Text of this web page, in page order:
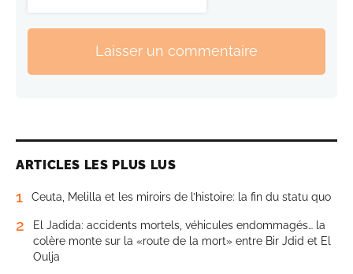
Laisser un commentaire
ARTICLES LES PLUS LUS
1 Ceuta, Melilla et les miroirs de l’histoire: la fin du statu quo
2
El Jadida: accidents mortels, véhicules endommagés… la
colère monte sur la «route de la mort» entre Bir Jdid et El
Oulja